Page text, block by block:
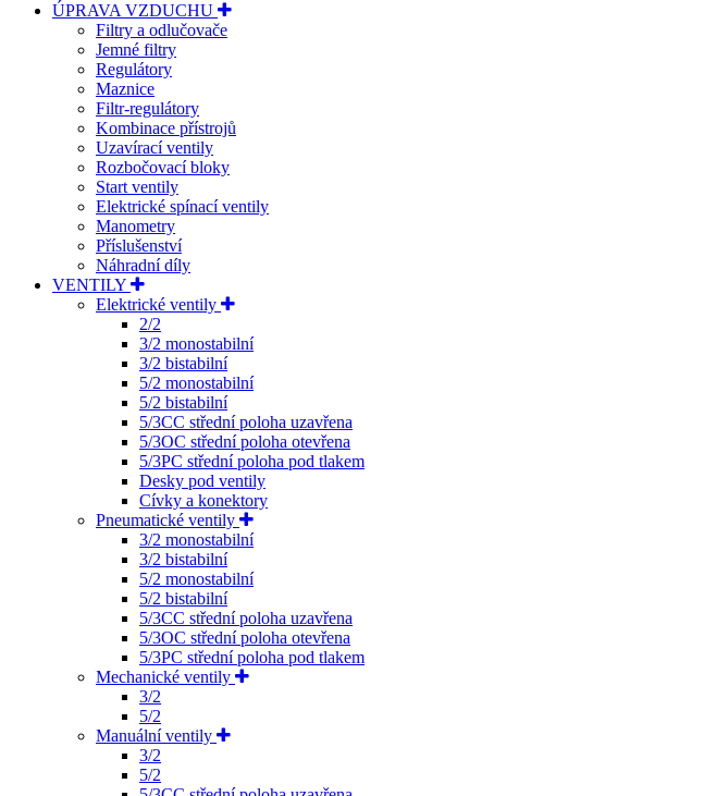
ÚPRAVA VZDUCHU
Filtry a odlučovače
Jemné filtry
Regulátory
Maznice
Filtr-regulátory
Kombinace přístrojů
Uzavírací ventily
Rozbočovací bloky
Start ventily
Elektrické spínací ventily
Manometry
Příslušenství
Náhradní díly
VENTILY
Elektrické ventily
2/2
3/2 monostabilní
3/2 bistabilní
5/2 monostabilní
5/2 bistabilní
5/3CC střední poloha uzavřena
5/3OC střední poloha otevřena
5/3PC střední poloha pod tlakem
Desky pod ventily
Cívky a konektory
Pneumatické ventily
3/2 monostabilní
3/2 bistabilní
5/2 monostabilní
5/2 bistabilní
5/3CC střední poloha uzavřena
5/3OC střední poloha otevřena
5/3PC střední poloha pod tlakem
Mechanické ventily
3/2
5/2
Manuální ventily
3/2
5/2